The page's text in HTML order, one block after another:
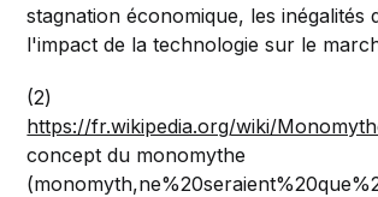
stagnation économique, les inégalités
l'impact de la technologie sur le
(2)
https://fr.wikipedia.org/wiki/
concept du monomythe